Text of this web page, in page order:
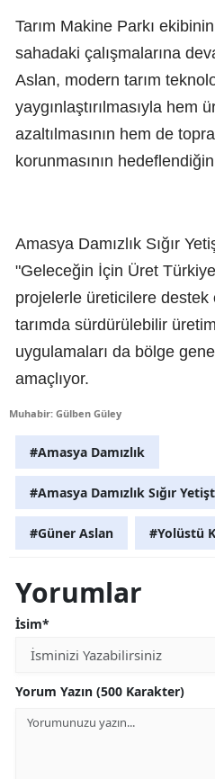
Tarım Makine Parkı
sahadaki çalışmalarına
Aslan, modern tarım
yaygınlaştırılmasıyla hem
azaltılmasının hem de
korunmasının
Amasya Damızlık Sığır
"Geleceğin İçin Üret
projelerle üreticilere destek
tarımda sürdürülebilir
uygulamaları da bölge
amaçlıyor.
Muhabir: Gülben Güley
#Amasya Damızlık
#Amasya Damızlık Sığır
#Güner Aslan #Yolüstü
Yorumlar
İsim*
Yorum Yazın (500 Karakter)